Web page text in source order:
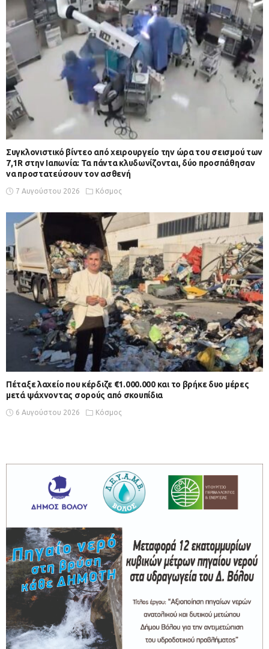
Συγκλονιστικό βίντεο από χειρουργείο την ώρα του σεισμού των
7,1R στην Ιαπωνία: Τα πάντα κλυδωνίζονται, δύο προσπάθησαν
να προστατεύσουν τον ασθενή
7 Αυγούστου 2026 Κόσμος
Πέταξε λαχείο που κέρδιζε €1.000.000 και το βρήκε δυο μέρες
μετά ψάχνοντας σορούς από σκουπίδια
6 Αυγούστου 2026 Κόσμος